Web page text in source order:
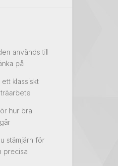
används till
på
klassiskt
hur bra
stämjärn för
precisa